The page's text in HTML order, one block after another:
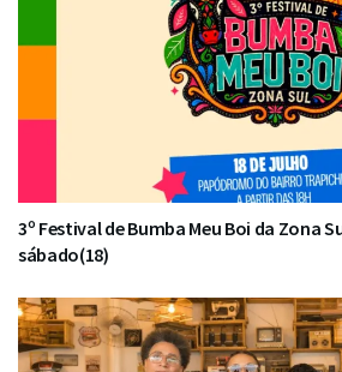
3º Festival de Bumba Meu Boi da Zona
sábado(18)